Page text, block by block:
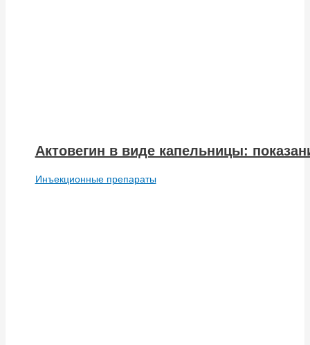
Актовегин в виде капельницы:
Инъекционные препараты